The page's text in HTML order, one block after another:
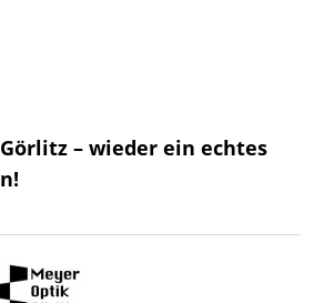
– wieder ein echtes